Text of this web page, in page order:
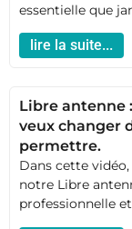
essentielle que
lire la suite...
Libre antenne
veux changer
permettre.
Dans cette
notre Libre
professionnelle